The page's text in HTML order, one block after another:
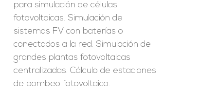
para simulación de células
fotovoltaicas. Simulación de
sistemas FV con baterías o
conectados a la red. Simulación de
grandes plantas fotovoltaicas
centralizadas. Cálculo de estaciones
de bombeo fotovoltaico.